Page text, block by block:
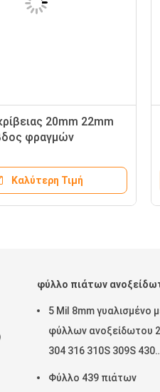
20mm 22mm
φραγμών
Καλύτερη Τιμή
φύλλο πιάτων
5 Mil 8mm γυαλισμένο
φύλλων ανοξείδωτου
304 316 310S 309S 430
μετρητής 2205 9
Φύλλο 439 πιάτων